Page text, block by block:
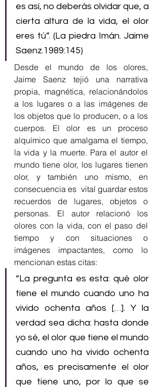
es así, no deberás olvidar que, a
cierta altura de la vida, el olor
eres tú”. (La piedra Imán. Jaime
Saenz.1989:145)
Desde el mundo de los olores,
Jaime Saenz tejió una narrativa
propia, magnética, relacionándolos
a los lugares o a las imágenes de
los objetos que lo producen, o a los
cuerpos. El olor es un proceso
alquímico que amalgama el tiempo,
la vida y la muerte. Para el autor el
mundo tiene olor, los lugares tienen
olor, y también uno mismo, en
consecuencia es  vital guardar estos
recuerdos de lugares, objetos o
personas. El autor relacionó los
olores con la vida, con el paso del
tiempo y con situaciones o
imágenes impactantes, como lo
mencionan estas citas:
“La pregunta es esta: qué olor
tiene el mundo cuando uno ha
vivido ochenta años […]. Y la
verdad sea dicha: hasta donde
yo sé, el olor que tiene el mundo
cuando uno ha vivido ochenta
años, es precisamente el olor
que tiene uno, por lo que se